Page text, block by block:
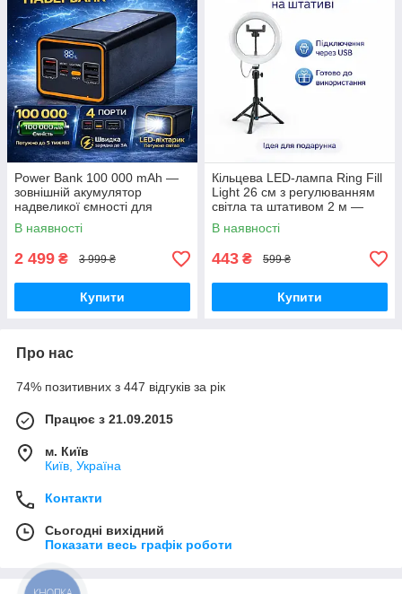
Power Bank 100 000 mAh —
зовнішній акумулятор
надвеликої ємності для
телефону, роутера та
автономного живлення
В наявності
2 499 ₴ 3 999 ₴
Купити
Кільцева LED-лампа Ring Fill
Light 26 см з регулюванням
світла та штативом 2 м —
світло для селфі, блогерів,
візажистів, фото-віде
В наявності
443 ₴ 599 ₴
Купити
Про нас
74% позитивних з 447 відгуків за рік
Працює з 21.09.2015
м. Київ
Київ, Україна
Контакти
Сьогодні вихідний
Показати весь графік роботи